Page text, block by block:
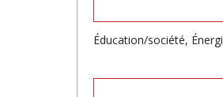
Éducation/société,